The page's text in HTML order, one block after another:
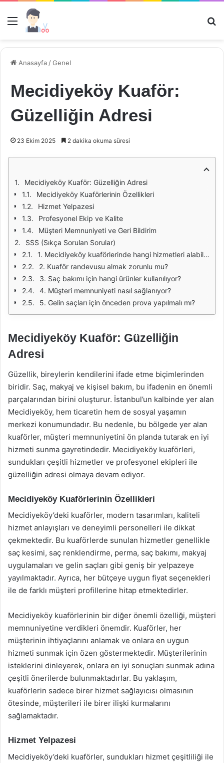
Menü
Anasayfa /Genel
Mecidiyeköy Kuaför:
Güzelliğin Adresi
23 Ekim 2025 2 dakika okuma süresi
Mecidiyeköy Kuaför: Güzelliğin Adresi
Mecidiyeköy Kuaförlerinin Özellikleri
Hizmet Yelpazesi
Profesyonel Ekip ve Kalite
Müşteri Memnuniyeti ve Geri Bildirim
SSS (Sıkça Sorulan Sorular)
1. Mecidiyeköy kuaförlerinde hangi hizmetleri alabilirim?
2. Kuaför randevusu almak zorunlu mu?
3. Saç bakımı için hangi ürünler kullanılıyor?
4. Müşteri memnuniyeti nasıl sağlanıyor?
5. Gelin saçları için önceden prova yapılmalı mı?
Mecidiyeköy Kuaför: Güzelliğin
Adresi
Güzellik, bireylerin kendilerini ifade etme biçimlerinden
biridir. Saç, makyaj ve kişisel bakım, bu ifadenin en önemli
parçalarından birini oluşturur. İstanbul’un kalbinde yer alan
Mecidiyeköy, hem ticaretin hem de sosyal yaşamın
merkezi konumundadır. Bu nedenle, bu bölgede yer alan
kuaförler, müşteri memnuniyetini ön planda tutarak en iyi
hizmeti sunma gayretindedir. Mecidiyeköy kuaförleri,
sundukları çeşitli hizmetler ve profesyonel ekipleri ile
güzelliğin adresi olmaya devam ediyor.
Mecidiyeköy Kuaförlerinin Özellikleri
Mecidiyeköy’deki kuaförler, modern tasarımları, kaliteli
hizmet anlayışları ve deneyimli personelleri ile dikkat
çekmektedir. Bu kuaförlerde sunulan hizmetler genellikle
saç kesimi, saç renklendirme, perma, saç bakımı, makyaj
uygulamaları ve gelin saçları gibi geniş bir yelpazeye
yayılmaktadır. Ayrıca, her bütçeye uygun fiyat seçenekleri
ile de farklı müşteri profillerine hitap etmektedirler.
Mecidiyeköy kuaförlerinin bir diğer önemli özelliği, müşteri
memnuniyetine verdikleri önemdir. Kuaförler, her
müşterinin ihtiyaçlarını anlamak ve onlara en uygun
hizmeti sunmak için özen göstermektedir. Müşterilerinin
isteklerini dinleyerek, onlara en iyi sonuçları sunmak adına
çeşitli önerilerde bulunmaktadırlar. Bu yaklaşım,
kuaförlerin sadece birer hizmet sağlayıcısı olmasının
ötesinde, müşterileri ile birer ilişki kurmalarını
sağlamaktadır.
Hizmet Yelpazesi
Mecidiyeköy’deki kuaförler, sundukları hizmet çeşitliliği ile